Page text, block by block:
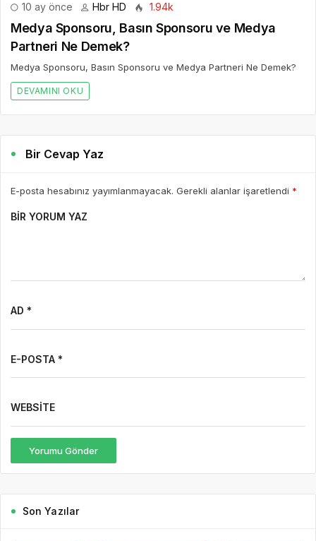
10 ay önce Hbr HD 1.94k
Medya Sponsoru, Basın Sponsoru ve Medya
Partneri Ne Demek?
Medya Sponsoru, Basın Sponsoru ve Medya Partneri Ne Demek?
DEVAMINI OKU
Bir Cevap Yaz
E-posta hesabınız yayımlanmayacak. Gerekli alanlar işaretlendi *
BIR YORUM YAZ
AD *
E-POSTA *
WEBSITE
Yorumu Gönder
Son Yazılar